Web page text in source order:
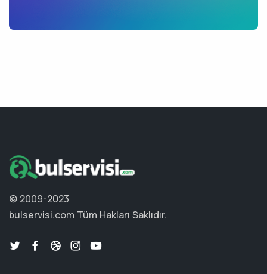
© 2009-2023
bulservisi.com Tüm Hakları Saklıdır.